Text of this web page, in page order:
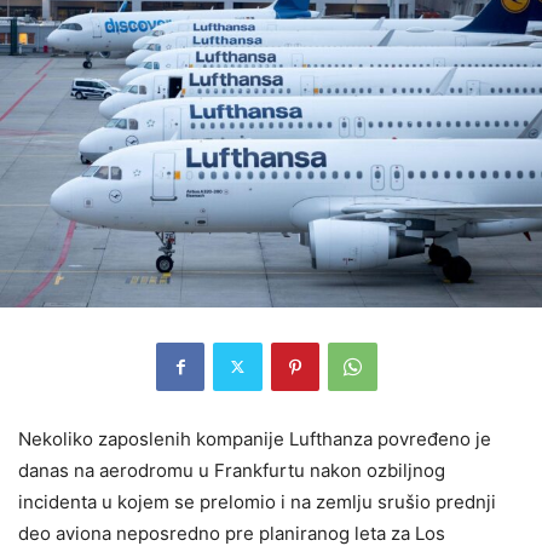
Nekoliko zaposlenih kompanije Lufthanza povređeno je
danas na aerodromu u Frankfurtu nakon ozbiljnog
incidenta u kojem se prelomio i na zemlju srušio prednji
deo aviona neposredno pre planiranog leta za Los